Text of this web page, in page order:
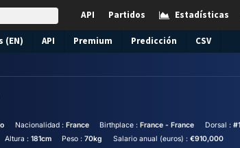
Estadísticas
Partidos
API
(EN) API Premium Predicción CSV
Nacionalidad : France Birthplace :France - France Dorsal :
Altura : 181cm Peso :70kg Salario anual (euros) : €910,000